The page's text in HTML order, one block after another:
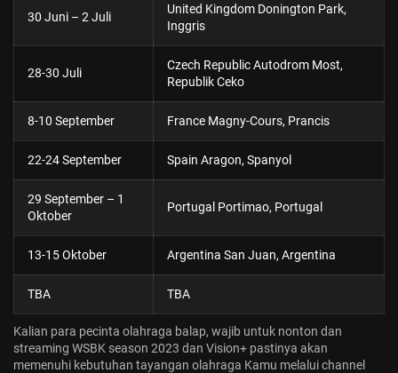
30 Juni – 2 Juli
United Kingdom Donington Park,
Inggris
28-30 Juli
Czech Republic Autodrom Most,
Republik Ceko
8-10 September France Magny-Cours, Prancis
22-24 September Spain Aragon, Spanyol
29 September – 1
Oktober
Portugal Portimao, Portugal
13-15 Oktober Argentina San Juan, Argentina
TBA TBA
Kalian para pecinta olahraga balap, wajib untuk nonton dan
streaming WSBK season 2023 dan Vision+ pastinya akan
memenuhi kebutuhan tayangan olahraga Kamu melalui channel